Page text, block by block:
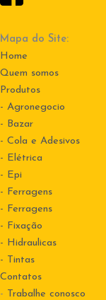
Mapa do Site:
Home
Quem somos
Produtos
- Agronegocio
- Bazar
- Cola e Adesivos
- Elétrica
- Epi
- Ferragens
- Ferragens
- Fixação
- Hidraulicas
- Tintas
Contatos
- Trabalhe conosco